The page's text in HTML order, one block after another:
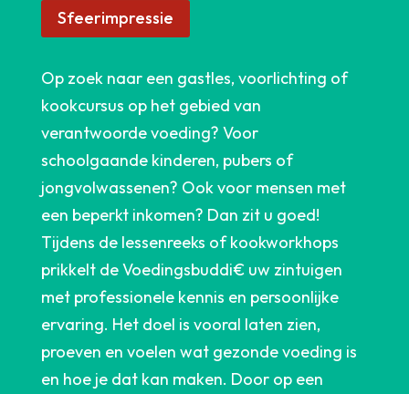
Sfeerimpressie
Op zoek naar een gastles, voorlichting of
kookcursus op het gebied van
verantwoorde voeding? Voor
schoolgaande kinderen, pubers of
jongvolwassenen? Ook voor mensen met
een beperkt inkomen? Dan zit u goed!
Tijdens de lessenreeks of kookworkhops
prikkelt de Voedingsbuddi€ uw zintuigen
met professionele kennis en persoonlijke
ervaring. Het doel is vooral laten zien,
proeven en voelen wat gezonde voeding is
en hoe je dat kan maken. Door op een